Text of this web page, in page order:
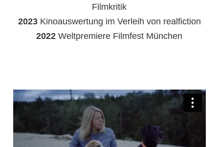
Filmkritik
2023Kinoauswertung im Verleih von realfiction
2022 Weltpremiere Filmfest München